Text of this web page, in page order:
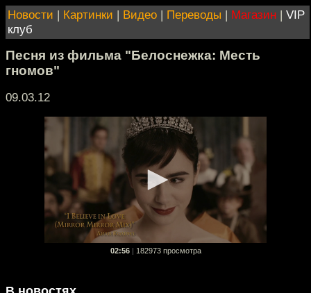
Новости | Картинки | Видео | Переводы | Магазин | VIP
клуб
Песня из фильма "Белоснежка: Месть
гномов"
09.03.12
02:56 182973 просмотра